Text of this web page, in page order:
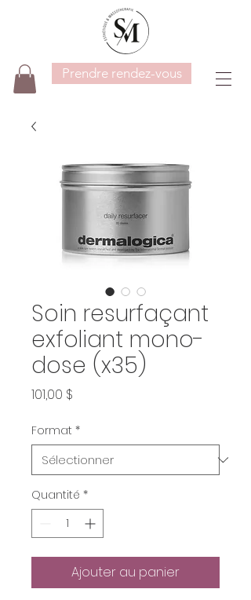
Prendre rendez-vous
Soin resurfaçant
exfoliant mono-
dose (x35)
101,00 $
Format *
Quantité *
Ajouter au panier